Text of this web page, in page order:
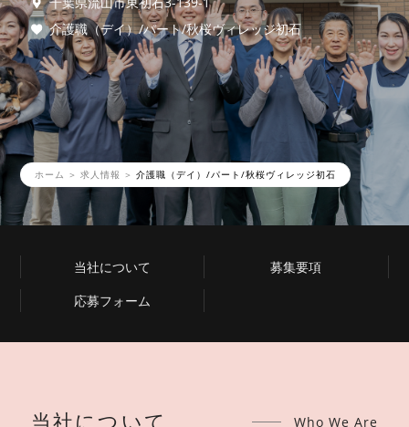
介護職（デイ）/パート/秋桜ヴィレッジ初石
ホーム 求人情報 介護職（デイ）/パート/秋桜ヴィレッジ初石
当社について
募集要項
応募フォーム
当社について Who We Are